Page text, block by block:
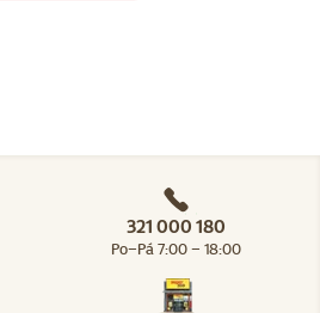
321 000 180
Po–Pá 7:00 – 18:00